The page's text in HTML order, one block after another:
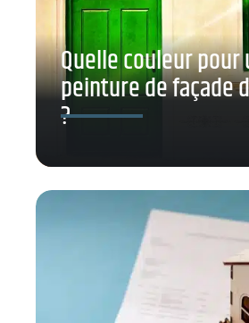
Quelle couleur pour
peinture de façade
?